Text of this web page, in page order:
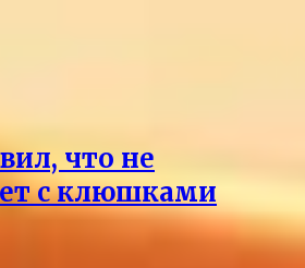
что не
с клюшками